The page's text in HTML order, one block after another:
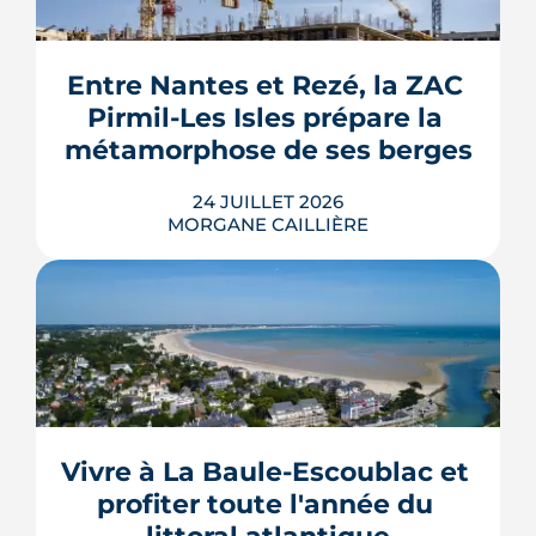
septembre 2026, sous réserve de la
publication des textes définitifs.
fenêtres, VMC, chauffe-eau
thermodynamique, chauffage au bois
et solaire thermi...
Entre Nantes et Rezé, la ZAC
Pirmil-Les Isles prépare la
métamorphose de ses berges
24 JUILLET 2026
MORGANE CAILLIÈRE
Le projet de la ZAC Pirmil-Les Isles
déploie 3 300 logements neufs entre
Rezé et Nantes, dont 55 % attribués au
en Bail Réel Solidaire.
LIRE L'ARTICLE
Vivre à La Baule-Escoublac et
profiter toute l'année du